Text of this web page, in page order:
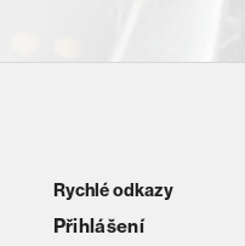
Rychlé odkazy
Přihlášení